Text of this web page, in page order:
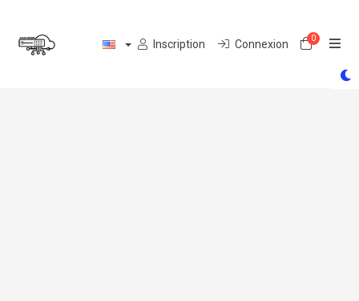
Inscription Connexion 0Votre